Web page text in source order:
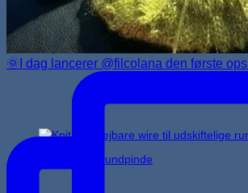
Udskiftelige rundpinde
🌞I dag lancerer @filcolana den første